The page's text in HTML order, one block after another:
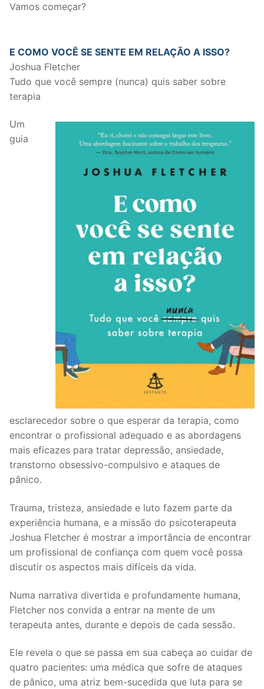
Vamos começar?
E COMO VOCÊ SE SENTE EM RELAÇÃO A ISSO?
Joshua Fletcher
Tudo que você sempre (nunca) quis saber sobre
terapia
Um
guia
esclarecedor sobre o que esperar da terapia, como
encontrar o profissional adequado e as abordagens
mais eficazes para tratar depressão, ansiedade,
transtorno obsessivo-compulsivo e ataques de
pânico.
Trauma, tristeza, ansiedade e luto fazem parte da
experiência humana, e a missão do psicoterapeuta
Joshua Fletcher é mostrar a importância de encontrar
um profissional de confiança com quem você possa
discutir os aspectos mais difíceis da vida.
Numa narrativa divertida e profundamente humana,
Fletcher nos convida a entrar na mente de um
terapeuta antes, durante e depois de cada sessão.
Ele revela o que se passa em sua cabeça ao cuidar de
quatro pacientes: uma médica que sofre de ataques
de pânico, uma atriz bem-sucedida que luta para se